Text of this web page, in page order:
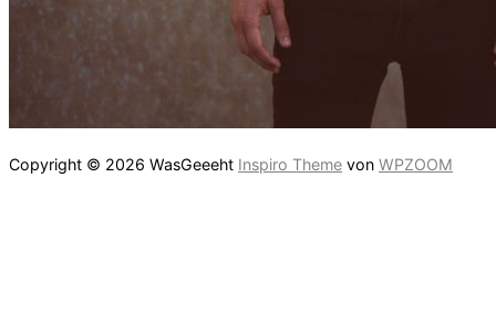
Copyright © 2026 WasGeeeht Inspiro Theme von WPZOOM